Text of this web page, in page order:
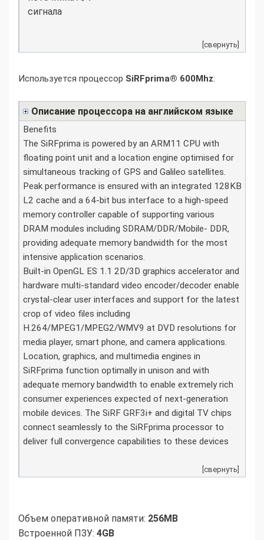
сигнала
[свернуть]
Используется процессор SiRFprima® 600Mhz:
Описание процессора на английском языке
Benefits
The SiRFprima is powered by an ARM11 CPU with
floating point unit and a location engine optimised for
simultaneous tracking of GPS and Galileo satellites.
Peak performance is ensured with an integrated 128KB
L2 cache and a 64-bit bus interface to a high-speed
memory controller capable of supporting various
DRAM modules including SDRAM/DDR/Mobile- DDR,
providing adequate memory bandwidth for the most
intensive application scenarios.
Built-in OpenGL ES 1.1 2D/3D graphics accelerator and
hardware multi-standard video encoder/decoder enable
crystal-clear user interfaces and support for the latest
crop of video files including
H.264/MPEG1/MPEG2/WMV9 at DVD resolutions for
media player, smart phone, and camera applications.
Location, graphics, and multimedia engines in
SiRFprima function optimally in unison and with
adequate memory bandwidth to enable extremely rich
consumer experiences expected of next-generation
mobile devices. The SiRF GRF3i+ and digital TV chips
connect seamlessly to the SiRFprima processor to
deliver full convergence capabilities to these devices
[свернуть]
Объем оперативной памяти: 256MB
Встроенной ПЗУ: 4GB